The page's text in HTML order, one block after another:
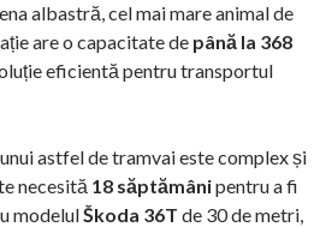
albastră, cel mai mare animal de
are o capacitate de până la 368
eficientă pentru transportul
astfel de tramvai este complex și
necesită 18 săptămânipentru a fi
modelulŠkoda 36T de 30 de metri,